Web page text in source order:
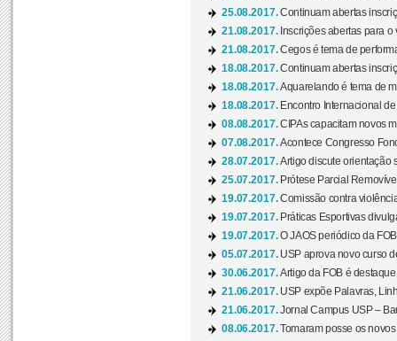
25.08.2017.Continuam abertas
21.08.2017. Inscrições abertas para
21.08.2017.Cegos é tema de
18.08.2017.Continuam abertas
18.08.2017.Aquarelando é tema de
18.08.2017. Encontro Internacional
08.08.2017.CIPAs capacitam novos
07.08.2017.Acontece Congresso
28.07.2017.Artigo discute orientação
25.07.2017. Prótese Parcial
19.07.2017.Comissão contra
19.07.2017. Práticas Esportivas
19.07.2017.O JAOS periódico da
05.07.2017. USP aprova novo curso
30.06.2017.Artigo da FOB é
21.06.2017. USP expõe Palavras,
21.06.2017.Jornal Campus USP –
08.06.2017.Tomaram posse os